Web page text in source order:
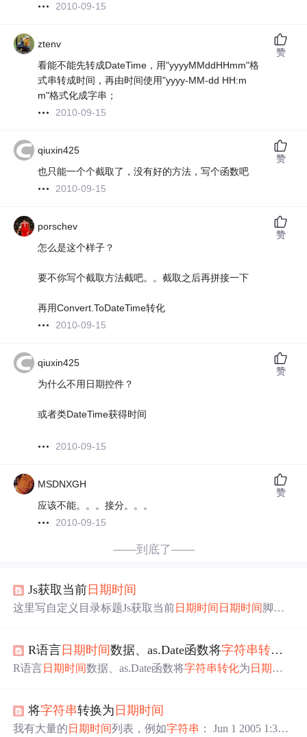
2010-09-15
ztenv
看能不能先转成DateTime，用"yyyyMMddHHmm"格
式串转成时间，再由时间使用"yyyy-MM-dd HH:m
m"格式化成字串；
2010-09-15
赞
qiuxin425
也只能一个个截取了，没有好的方法，写个函数吧
2010-09-15
赞
porschev
怎么是这个样子？
要不你写个截取方法截吧。。截取之后再拼接一下
再用Convert.ToDateTime转化
2010-09-15
赞
qiuxin425
为什么不用日期控件？
或者类DateTime获得时间
2010-09-15
赞
MSDNXGH
应该不能。。。接分。。。
2010-09-15
赞
——到底了——
Js获取当前 日期时间
这里写自定义目录标题Js获取当前日期时间 日期时间 脚本
oString方法日期合法性验证 日期时间检查把日期分割成数
组取得日期数据信息取得当前日期所在月的最大天数取得
(); ...
R语言 日期时间数据、as.Date函数将字符串转化
R语言 日期时间数据、as.Date函数将字符串转化为 日期 、a
格式化
将字符串转换为 日期时间
我有大量的 日期时间列表，例如字符串 ： Jun 1 2005 1:33P